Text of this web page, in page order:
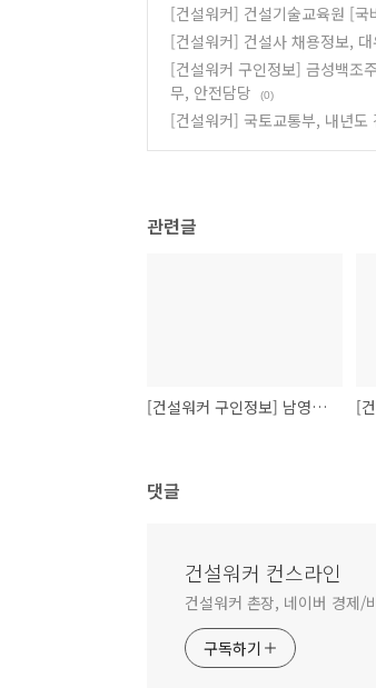
[건설워커] 건설기술교육원 [
[건설워커] 건설사 채용정보, 대
[건설워커 구인정보] 금성백조
무, 안전담당
(0)
[건설워커] 국토교통부, 내년
관련글
[건설워커 구인정보] 남영건설 토목/건축직 모집 현장 공사담당, 공무담당, 안전관리자
댓글
건설워커 컨스라인
건설워커 촌장, 네이버 경제/
구독하기